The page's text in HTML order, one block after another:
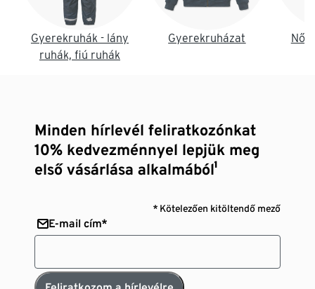
Gyerekruhák - lány
ruhák, fiú ruhák
Gyerekruházat Női
Minden hírlevél feliratkozónkat
10% kedvezménnyel lepjük meg
első vásárlása alkalmából¹
* Kötelezően kitöltendő mező
E-mail cím*